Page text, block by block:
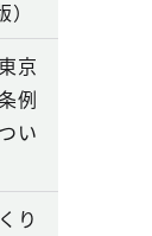
京
例
い
り